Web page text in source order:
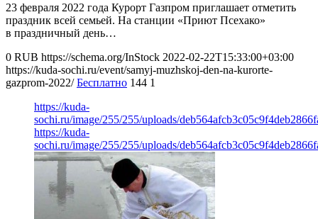
23 февраля 2022 года Курорт Газпром приглашает отметить
праздник всей семьей. На станции «Приют Псехако»
в праздничный день…
0 RUB https://schema.org/InStock 2022-02-22T15:33:00+03:00
https://kuda-sochi.ru/event/samyj-muzhskoj-den-na-kurorte-
gazprom-2022/ Бесплатно 144 1
https://kuda-
sochi.ru/image/255/255/uploads/
https://kuda-
sochi.ru/image/255/255/uploads/